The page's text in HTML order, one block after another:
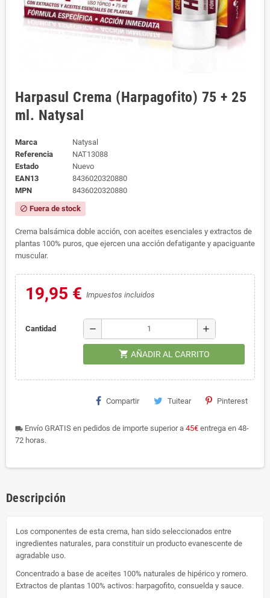
Harpasul Crema (Harpagofito) 75 + 25
ml. Natysal
Marca
Natysal
Referencia
NAT13088
Estado
Nuevo
EAN13
8436020320880
MPN
8436020320880
block Fuera de stock
Crema balsámica doble acción, con aceites esenciales y extractos de
plantas 100% puros, que ejercen una acción defatigante y apaciguante
muscular.
19,95 € Impuestos incluidos
Cantidad remove add
shopping_cart AÑADIR AL CARRITO
Compartir Tuitear Pinterest
local_shipping Envío GRATIS en pedidos de importe superior a 45€ entrega en 48-
72 horas.
Descripción
Los componentes de esta crema, han sido seleccionados entre
ingredientes naturales, para constituir un producto evanescente de
agradable uso.
Concentrado a base de aceites 100% naturales de hipérico y romero.
Extractos de plantas 100% activos: harpagofito, consuelda y sauce.